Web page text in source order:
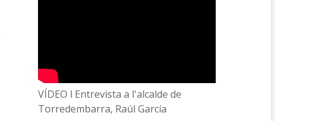
VÍDEO l Entrevista a l'alcalde de
Torredembarra, Raúl García